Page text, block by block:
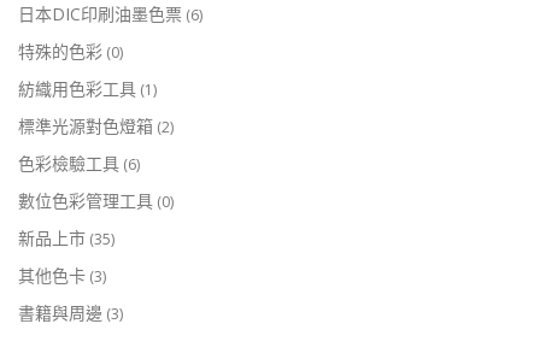
日本DIC印刷油墨色票 (6)
特殊的色彩 (0)
紡織用色彩工具 (1)
標準光源對色燈箱 (2)
色彩檢驗工具 (6)
數位色彩管理工具 (0)
新品上市 (35)
其他色卡 (3)
書籍與周邊 (3)